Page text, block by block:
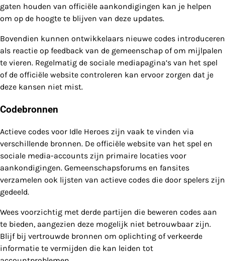
gaten houden van officiële aankondigingen kan je helpen
om op de hoogte te blijven van deze updates.
Bovendien kunnen ontwikkelaars nieuwe codes introduceren
als reactie op feedback van de gemeenschap of om mijlpalen
te vieren. Regelmatig de sociale mediapagina’s van het spel
of de officiële website controleren kan ervoor zorgen dat je
deze kansen niet mist.
Codebronnen
Actieve codes voor Idle Heroes zijn vaak te vinden via
verschillende bronnen. De officiële website van het spel en
sociale media-accounts zijn primaire locaties voor
aankondigingen. Gemeenschapsforums en fansites
verzamelen ook lijsten van actieve codes die door spelers zijn
gedeeld.
Wees voorzichtig met derde partijen die beweren codes aan
te bieden, aangezien deze mogelijk niet betrouwbaar zijn.
Blijf bij vertrouwde bronnen om oplichting of verkeerde
informatie te vermijden die kan leiden tot